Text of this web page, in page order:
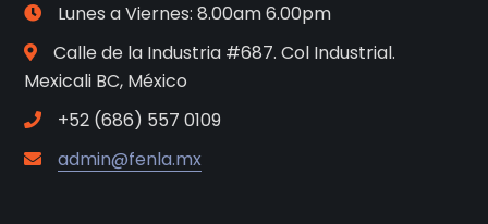
Lunes a Viernes: 8.00am 6.00pm
Calle de la Industria #687. Col Industrial.
Mexicali BC, México
+52 (686) 557 0109
admin@fenla.mx